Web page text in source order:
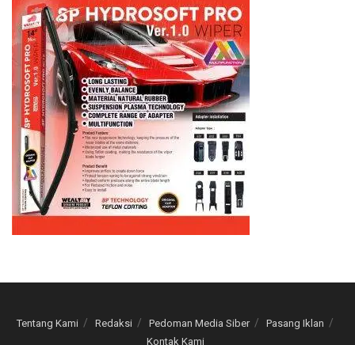
Tentang Kami Redaksi Pedoman Media Siber
Pasang Iklan
Kontak Kami